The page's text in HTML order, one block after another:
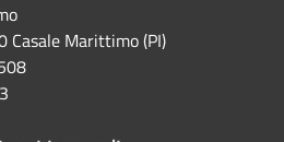
Casale Marittimo (PI)